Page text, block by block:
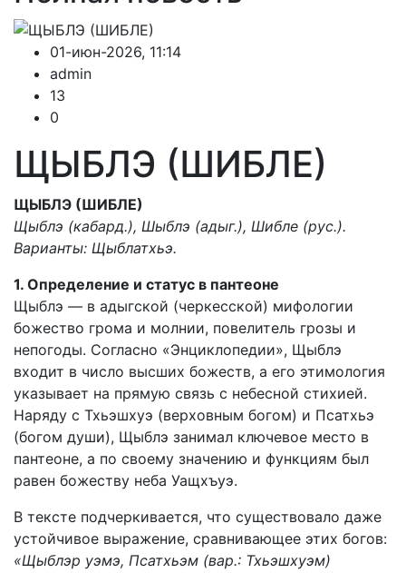
01-июн-2026, 11:14
admin
13
0
ЩЫБЛЭ (ШИБЛЕ)
ЩЫБЛЭ (ШИБЛЕ)
Щыблэ (кабард.), Шыблэ (адыг.), Шибле (рус.).
Варианты: Щыблатхьэ.
1. Определение и статус в пантеоне
Щыблэ — в адыгской (черкесской) мифологии
божество грома и молнии, повелитель грозы и
непогоды. Согласно «Энциклопедии», Щыблэ
входит в число высших божеств, а его этимология
указывает на прямую связь с небесной стихией.
Наряду с Тхьэшхуэ (верховным богом) и Псатхьэ
(богом души), Щыблэ занимал ключевое место в
пантеоне, а по своему значению и функциям был
равен божеству неба Уащхъуэ.
В тексте подчеркивается, что существовало даже
устойчивое выражение, сравнивающее этих богов:
«Щыблэр уэмэ, Псатхьэм (вар.: Тхьэшхуэм)